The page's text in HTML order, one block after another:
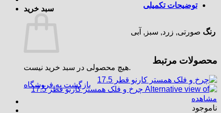
سبد خرید
هیچ محصولی در سبد خرید نیست.
بازگشت به فروشگاه
توضیحات تکمیلی
رنگ صورتی, زرد, سبز, آبی
محصولات مرتبط
مشاهده
ناموجود